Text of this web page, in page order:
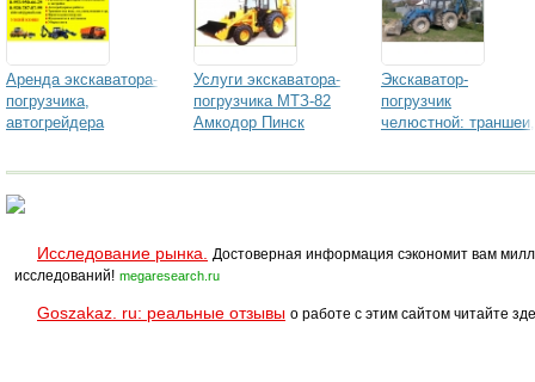
Аренда экскаватора-
погрузчика,
автогрейдера
Услуги экскаватора-
погрузчика МТЗ-82
Амкодор Пинск
Экскаватор-
погрузчик
челюстной: траншеи,
Исследование рынка.
Достоверная информация сэкономит вам
исследований! megaresearch.ru
Goszakaz. ru: реальные отзывы о работе с этим сайтом читайте